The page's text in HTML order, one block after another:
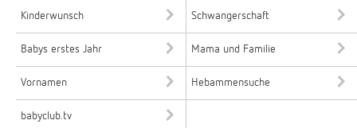
Kinderwunsch Schwangerschaft
Babys erstes Jahr Mama und Familie
Vornamen Hebammensuche
babyclub.tv